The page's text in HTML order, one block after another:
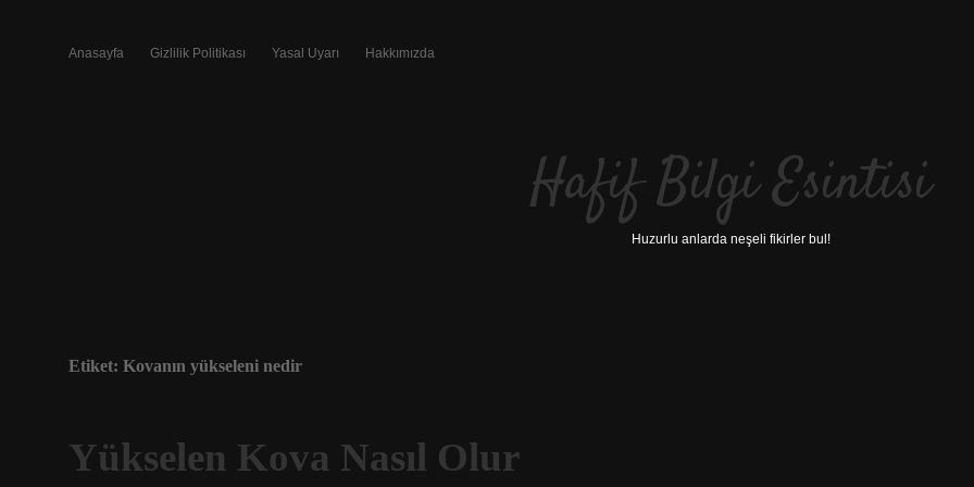
Anasayfa Gizlilik Politikası Yasal Uyarı Hakkımızda
Hafif Bilgi Esintisi
Huzurlu anlarda neşeli fikirler bul!
Etiket: Kovanın yükseleni nedir
Yükselen Kova Nasıl Olur